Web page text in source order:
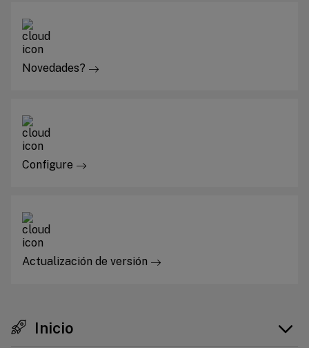
Novedades?
Configure
Actualización de versión
Inicio